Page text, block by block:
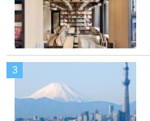
3